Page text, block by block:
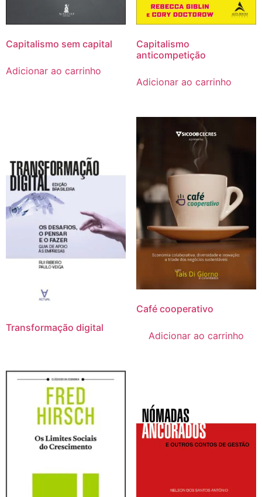
Capitalismo sem capital
Adicionar ao carrinho
Capitalismo
anticompetição
Adicionar ao carrinho
Transformação digital
Café cooperativo
Adicionar ao carrinho